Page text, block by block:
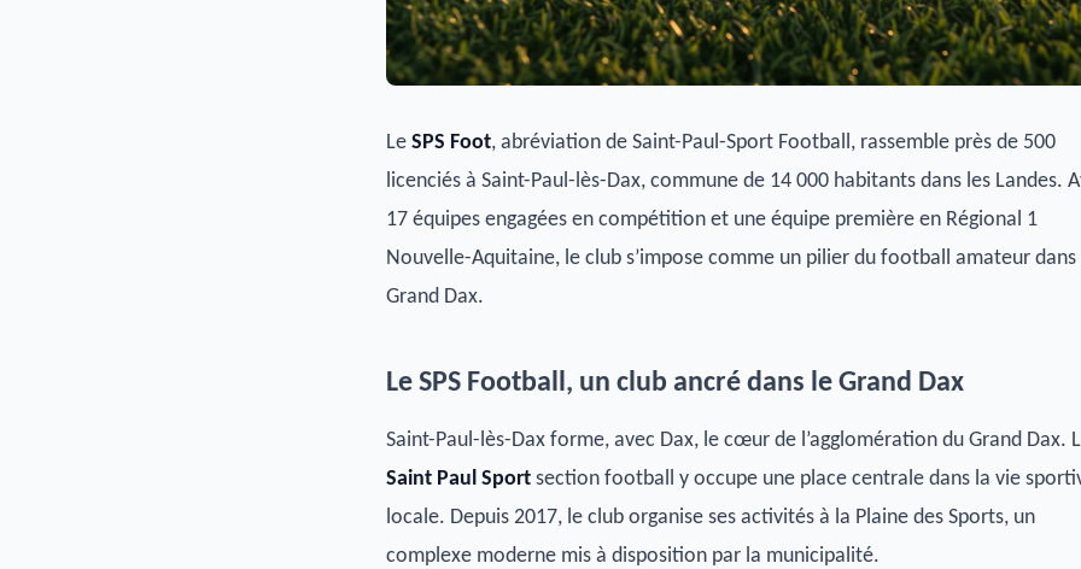
Le SPS Foot, abréviation de Saint-Paul-Sport Football, rassemble près de 500
licenciés à Saint-Paul-lès-Dax, commune de 14 000 habitants dans les Landes.
17 équipes engagées en compétition et une équipe première en Régional 1
Nouvelle-Aquitaine, le club s’impose comme un pilier du football amateur dans
Grand Dax.
Le SPS Football, un club ancré dans le Grand Dax
Saint-Paul-lès-Dax forme, avec Dax, le cœur de l’agglomération du Grand Dax.
Saint Paul Sport section football y occupe une place centrale dans la vie
locale. Depuis 2017, le club organise ses activités à la Plaine des Sports, un
complexe moderne mis à disposition par la municipalité.